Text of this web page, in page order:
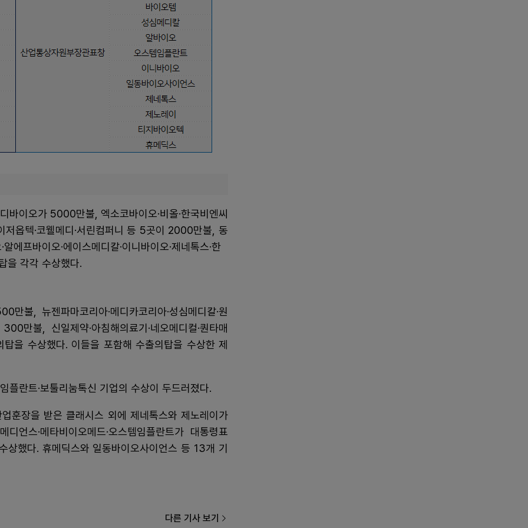
바이오가 5000만불, 엑소코바이오·비올·한국비엔씨
옵텍·코웰메디·서린컴퍼니 등 5곳이 2000만불, 동
에프바이오·에이스메디칼·이니바이오·제네톡스·한
을 각각 수상했다.
만불, 뉴젠파마코리아·메디카코리아·성심메디칼·원
만불, 신일제약·아침해의료기·네오메디컬·퀀타매
을 수상했다. 이들을 포함해 수출의탑을 수상한 제
플란트·보툴리눔톡신 기업의 수상이 두드러졌다.
훈장을 받은 클래시스 외에 제네톡스와 제노레이가
디언스·메타비이오메드·오스템임플란트가 대통령표
상했다. 휴메딕스와 일동바이오사이언스 등 13개 기
다른 기사 보기